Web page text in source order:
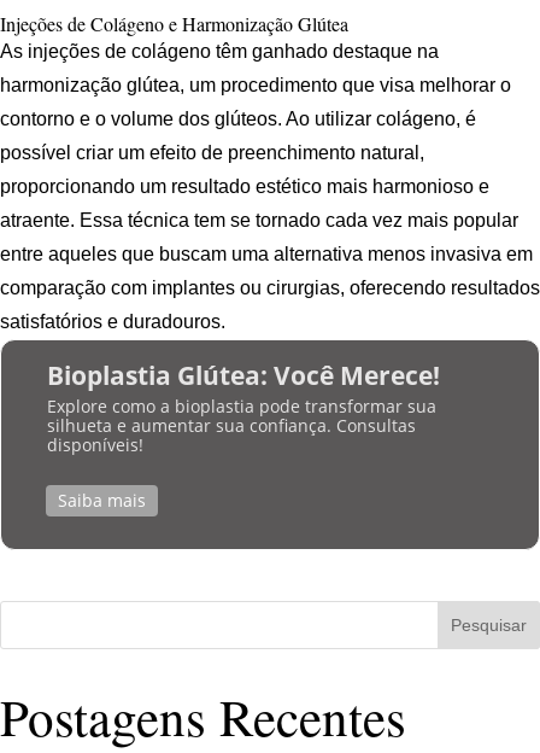
Injeções de Colágeno e Harmonização Glútea
As injeções de colágeno têm ganhado destaque na
harmonização glútea, um procedimento que visa melhorar o
contorno e o volume dos glúteos. Ao utilizar colágeno, é
possível criar um efeito de preenchimento natural,
proporcionando um resultado estético mais harmonioso e
atraente. Essa técnica tem se tornado cada vez mais popular
entre aqueles que buscam uma alternativa menos invasiva em
comparação com implantes ou cirurgias, oferecendo resultados
satisfatórios e duradouros.
Bioplastia Glútea: Você Merece!
Explore como a bioplastia pode transformar sua
silhueta e aumentar sua confiança. Consultas
disponíveis!
Saiba mais
Pesquisar
Postagens Recentes